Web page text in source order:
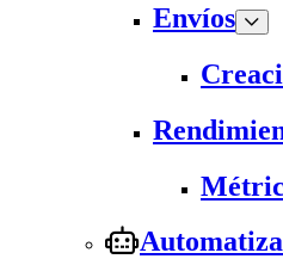
Envíos